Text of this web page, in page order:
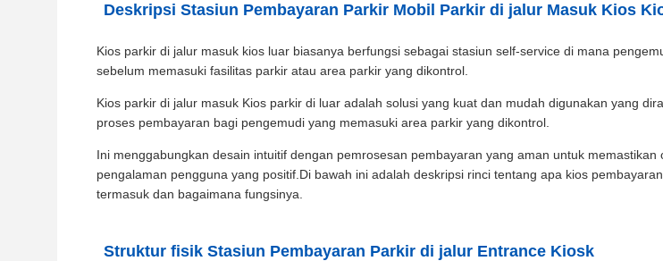
Deskripsi Stasiun Pembayaran Parkir Mobil Parkir di jalur Masuk Kios
Kios parkir di jalur masuk kios luar biasanya berfungsi sebagai stasiun self-service di mana
sebelum memasuki fasilitas parkir atau area parkir yang dikontrol.
Kios parkir di jalur masuk Kios parkir di luar adalah solusi yang kuat dan mudah digunakan yang
proses pembayaran bagi pengemudi yang memasuki area parkir yang dikontrol.
Ini menggabungkan desain intuitif dengan pemrosesan pembayaran yang aman untuk memastikan
pengalaman pengguna yang positif.Di bawah ini adalah deskripsi rinci tentang apa kios
termasuk dan bagaimana fungsinya.
Struktur fisik Stasiun Pembayaran Parkir di jalur Entrance Kiosk